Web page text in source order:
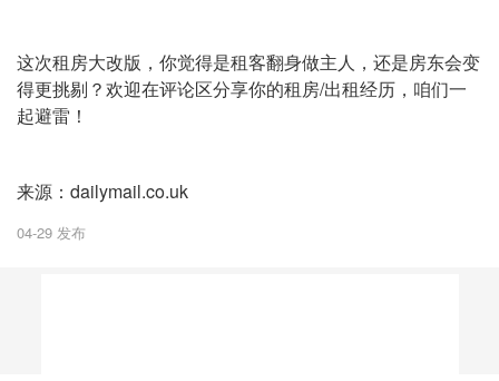
这次租房大改版，你觉得是租客翻身做主人，还是房东会变
得更挑剔？欢迎在评论区分享你的租房/出租经历，咱们一
起避雷！
来源：dailymail.co.uk
04-29 发布